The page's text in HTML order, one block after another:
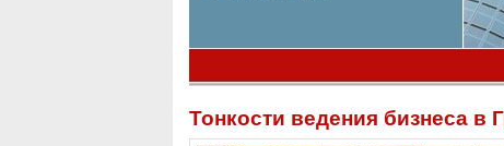
Тонкости ведения бизнеса в